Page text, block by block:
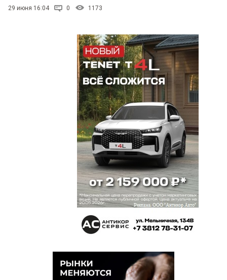
29 июня 16:04 0 1173